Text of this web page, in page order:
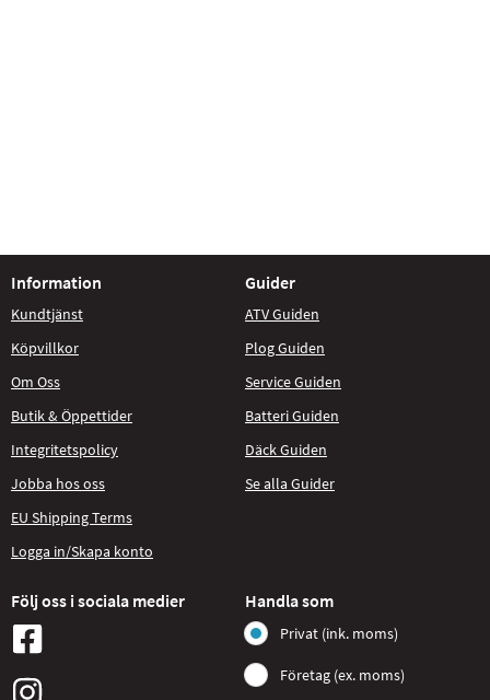
Information
Kundtjänst
Köpvillkor
Om Oss
Butik & Öppettider
Integritetspolicy
Jobba hos oss
EU Shipping Terms
Logga in/Skapa konto
Guider
ATV Guiden
Plog Guiden
Service Guiden
Batteri Guiden
Däck Guiden
Se alla Guider
Följ oss i sociala medier Handla som
Privat (ink. moms)
Företag (ex. moms)